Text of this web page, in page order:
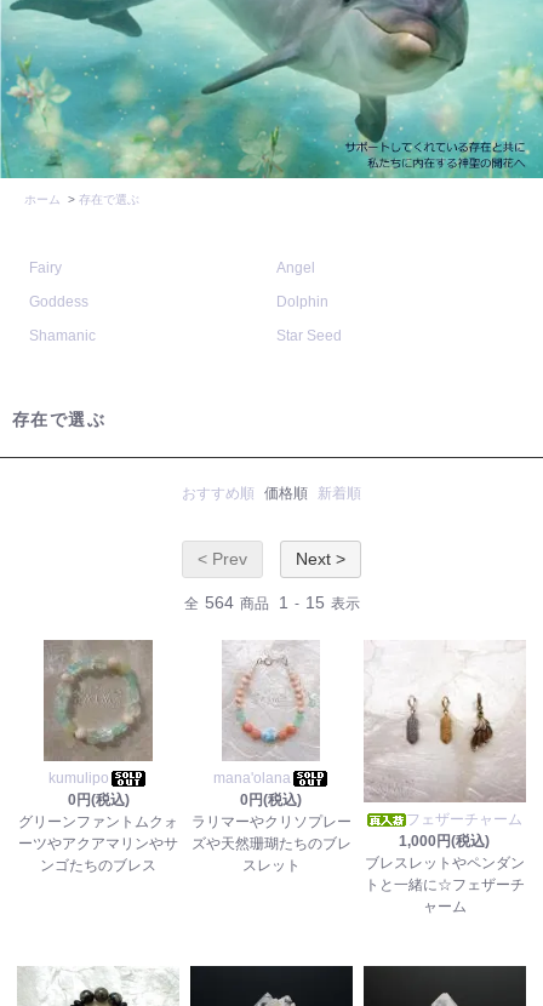
ホーム > 存在で選ぶ
Fairy
Angel
Goddess
Dolphin
Shamanic
Star Seed
存在で選ぶ
おすすめ順 価格順 新着順
< Prev Next >
全 564 商品 1 - 15 表示
kumulipo
0円(税込)
グリーンファントムクォ
ーツやアクアマリンやサ
ンゴたちのブレス
mana'olana
0円(税込)
ラリマーやクリソプレー
ズや天然珊瑚たちのブレ
スレット
フェザーチャーム
1,000円(税込)
ブレスレットやペンダン
トと一緒に☆フェザーチ
ャーム